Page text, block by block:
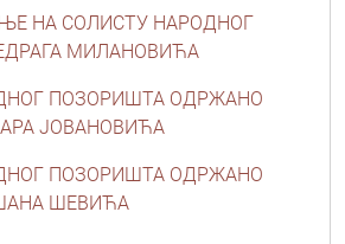
НА СОЛИСТУ НАРОДНОГ
МИЛАНОВИЋА
ПОЗОРИШТА ОДРЖАНО
ЈОВАНОВИЋА
ПОЗОРИШТА ОДРЖАНО
ШЕВИЋА